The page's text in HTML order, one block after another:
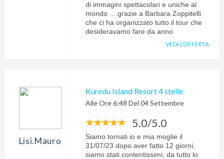
di immagini spettacolari e uniche al
mondo ....grazie a Barbara Zoppitelli
che ci ha organizzato tutto il tour che
desideravamo fare da anno
VEDI L'OFFERTA
Lisi.mauro
Kuredu Island Resort 4 stelle
Alle Ore 6:48 Del 04 Settembre
5.0/5.0
Siamo tornati io e mia moglie il
31/07/23 dopo aver fatto 12 giorni,
siamo stati contentissimi, da tutto lo